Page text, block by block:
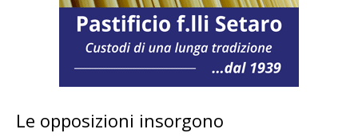
Le opposizioni insorgono